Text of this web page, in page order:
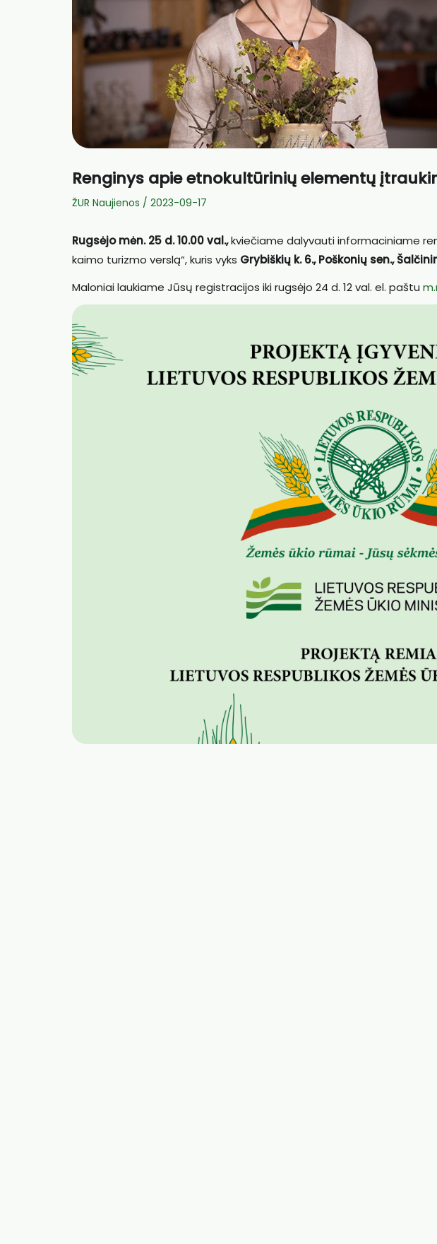
Renginys apie etnokultūrinių elementų
ŽUR Naujienos / 2023-09-17
Rugsėjo mėn. 25 d. 10.00 val.,kviečiame dalyvauti informaciniame
kaimo turizmo verslą“, kuris vyks Grybiškių k. 6., Poškonių sen.,
Maloniai laukiame Jūsų registracijos iki rugsėjo 24 d. 12 val. el. paštu